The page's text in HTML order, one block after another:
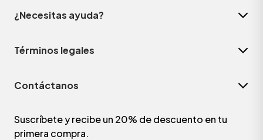
¿Necesitas ayuda?
Términos legales
Contáctanos
Suscríbete y recibe un 20% de descuento en tu
primera compra.